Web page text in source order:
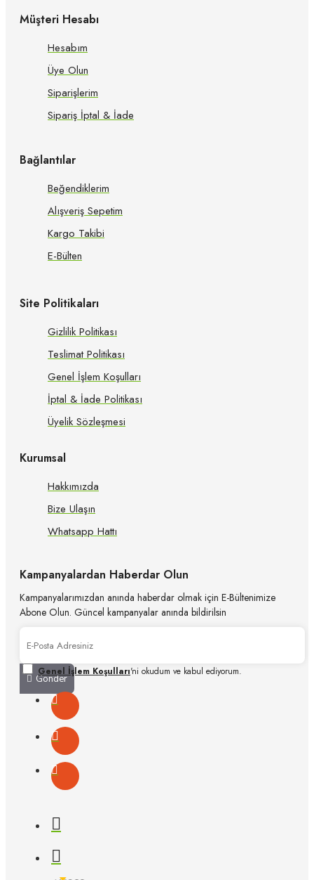
Müşteri Hesabı
Hesabım
Üye Olun
Siparişlerim
Sipariş İptal & İade
Bağlantılar
Beğendiklerim
Alışveriş Sepetim
Kargo Takibi
E-Bülten
Site Politikaları
Gizlilik Politikası
Teslimat Politikası
Genel İşlem Koşulları
İptal & İade Politikası
Üyelik Sözleşmesi
Kurumsal
Hakkımızda
Bize Ulaşın
Whatsapp Hattı
Kampanyalardan Haberdar Olun
Kampanyalarımızdan anında haberdar olmak için E-Bültenimize
Abone Olun. Güncel kampanyalar anında bildirilsin
Gönder
Genel İşlem Koşulları'ni okudum ve kabul ediyorum.